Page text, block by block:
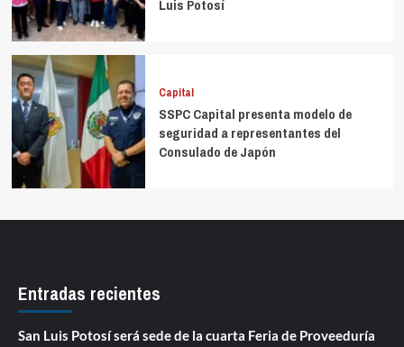
Luis Potosí
Capital
SSPC Capital presenta modelo de
seguridad a representantes del
Consulado de Japón
Entradas recientes
San Luis Potosí será sede de la cuarta Feria de Proveeduría